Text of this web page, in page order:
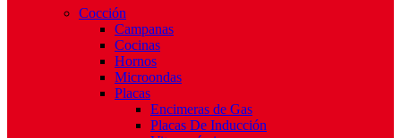
Cocción
Campanas
Cocinas
Hornos
Microondas
Placas
Encimeras de Gas
Placas De Inducción